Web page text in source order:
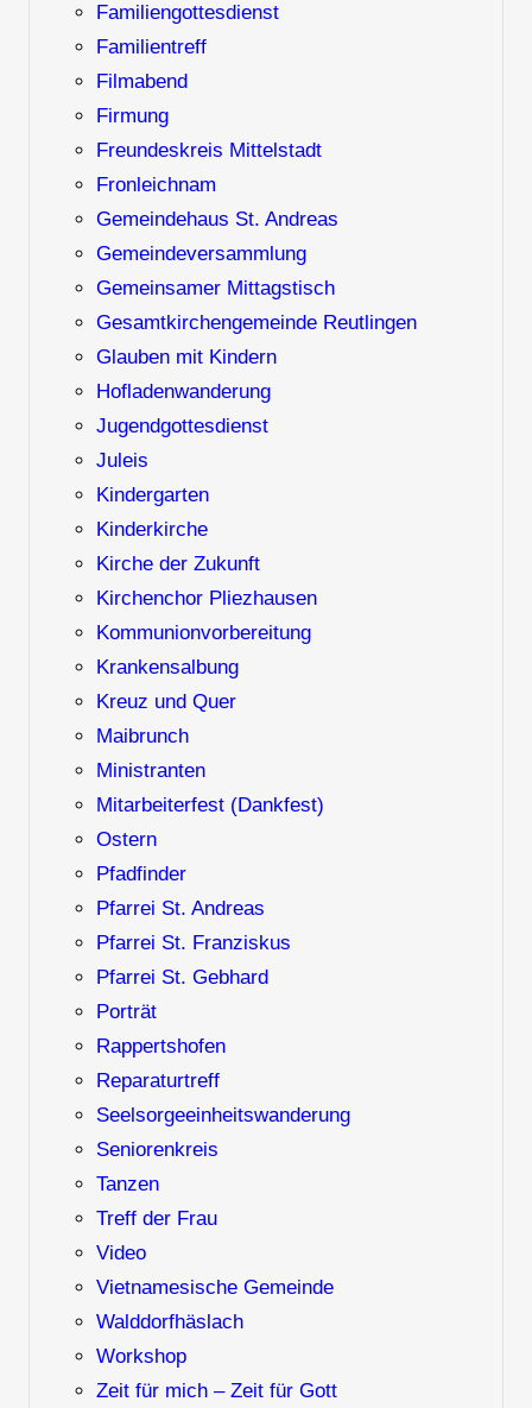
Familiengottesdienst
Familientreff
Filmabend
Firmung
Freundeskreis Mittelstadt
Fronleichnam
Gemeindehaus St. Andreas
Gemeindeversammlung
Gemeinsamer Mittagstisch
Gesamtkirchengemeinde Reutlingen
Glauben mit Kindern
Hofladenwanderung
Jugendgottesdienst
Juleis
Kindergarten
Kinderkirche
Kirche der Zukunft
Kirchenchor Pliezhausen
Kommunionvorbereitung
Krankensalbung
Kreuz und Quer
Maibrunch
Ministranten
Mitarbeiterfest (Dankfest)
Ostern
Pfadfinder
Pfarrei St. Andreas
Pfarrei St. Franziskus
Pfarrei St. Gebhard
Porträt
Rappertshofen
Reparaturtreff
Seelsorgeeinheitswanderung
Seniorenkreis
Tanzen
Treff der Frau
Video
Vietnamesische Gemeinde
Walddorfhäslach
Workshop
Zeit für mich – Zeit für Gott